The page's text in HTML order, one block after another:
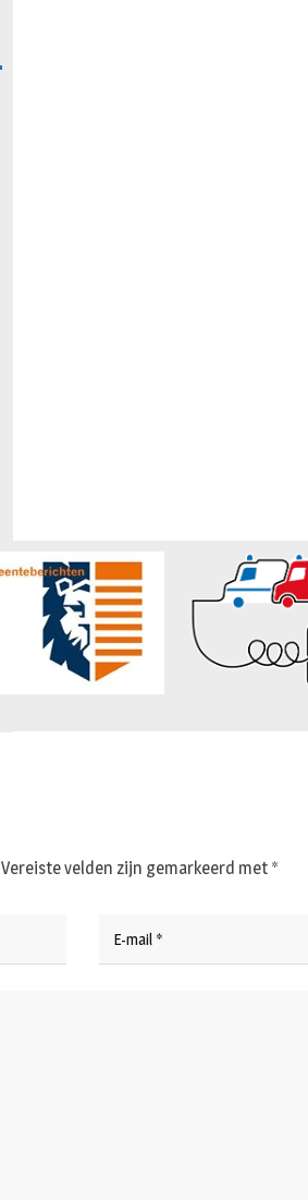
Vereiste velden zijn gemarkeerd met *